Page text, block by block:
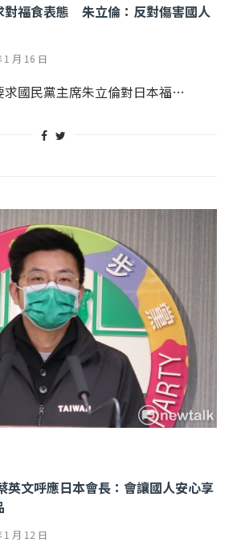
對福食表態 朱立倫：反對傷害國人
1 月 16 日
求國民黨主席朱立倫對日本福…
英文呼應日本會長：會讓國人安心享
1 月 12 日